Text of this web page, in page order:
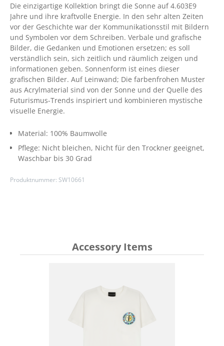
Die einzigartige Kollektion bringt die Sonne auf 4.603E9
Jahre und ihre kraftvolle Energie. In den sehr alten Zeiten
vor der Geschichte war der Kommunikationsstil mit Bildern
und Symbolen vor dem Schreiben. Verbale und grafische
Bilder, die Gedanken und Emotionen ersetzen; es soll
verständlich sein, sich zeitlich und räumlich zeigen und
informationen geben. Sonnenform ist eines dieser
grafischen Bilder. Auf Leinwand; Die farbenfrohen Muster
aus Acrylmaterial sind von der Sonne und der Quelle des
Futurismus-Trends inspiriert und kombinieren mystische
visuelle Energie.
Material: 100% Baumwolle
Pflege: Nicht bleichen, Nicht für den Trockner geeignet,
Waschbar bis 30 Grad
Produktnummer: SW10661
Accessory Items